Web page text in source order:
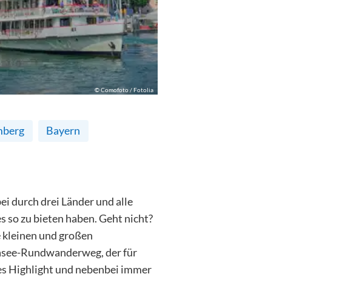
©Comofoto / Fotolia
Bayern
durch drei Länder und alle
zu bieten haben. Geht nicht?
und großen
Rundwanderweg, der für
Highlight und nebenbei immer